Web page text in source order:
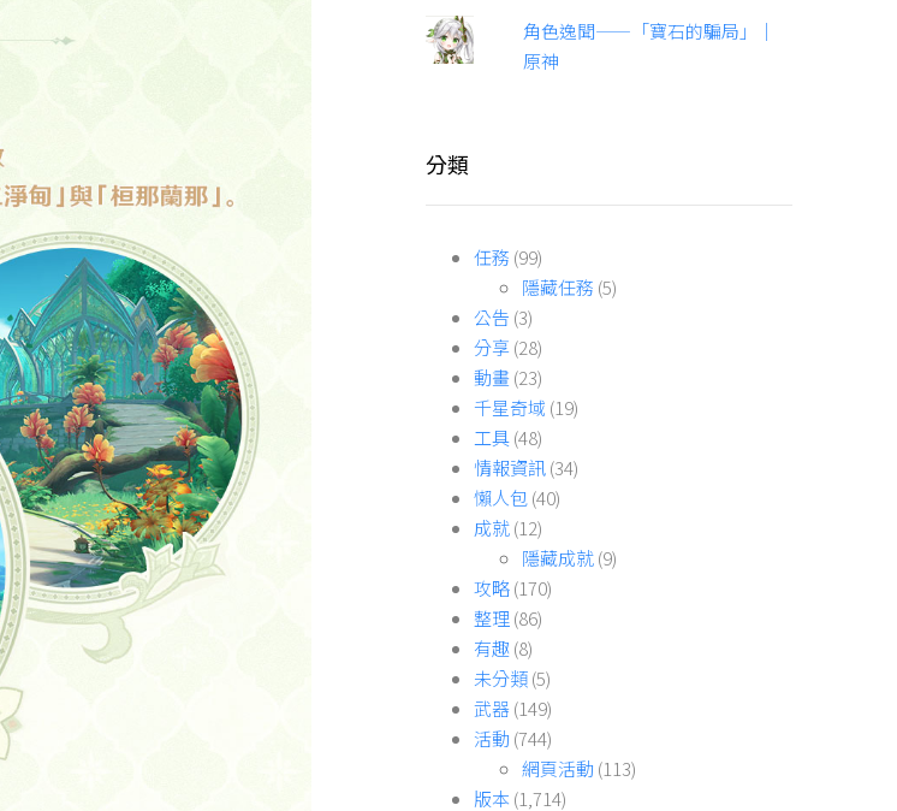
角色逸聞——「寶石的騙局」｜
原神
分類
任務 (99)
隱藏任務 (5)
公告 (3)
分享(28)
動畫(23)
千星奇域 (19)
工具(48)
情報資訊(34)
懶人包(40)
成就(12)
隱藏成就(9)
攻略(170)
整理(86)
有趣(8)
未分類(5)
武器(149)
活動 (744)
網頁活動 (113)
版本 (1,714)